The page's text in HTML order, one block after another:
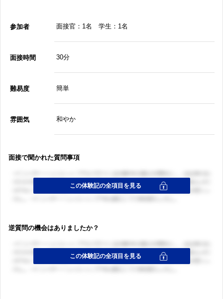
参加者 面接官：1名 学生：1名
面接時間 30分
難易度 簡単
雰囲気 和やか
面接で聞かれた質問事項
逆質問の機会はありましたか？